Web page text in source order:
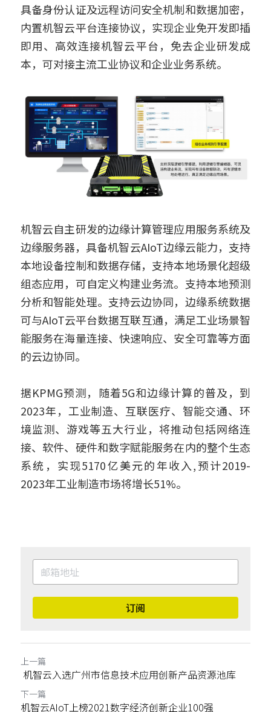
具备身份认证及远程访问安全机制和数据加密，
内置机智云平台连接协议，实现企业免开发即插
即用、高效连接机智云平台，免去企业研发成
本，可对接主流工业协议和企业业务系统。
机智云自主研发的边缘计算管理应用服务系统及
边缘服务器，具备机智云AIoT边缘云能力，支持
本地设备控制和数据存储，支持本地场景化超级
组态应用，可自定义构建业务流。支持本地预测
分析和智能处理。支持云边协同，边缘系统数据
可与AIoT云平台数据互联互通，满足工业场景智
能服务在海量连接、快速响应、安全可靠等方面
的云边协同。
据KPMG预测，随着5G和边缘计算的普及，到
2023年，工业制造、互联医疗、智能交通、环
境监测、游戏等五大行业，将推动包括网络连
接、软件、硬件和数字赋能服务在内的整个生态
系统，实现5170亿美元的年收入,预计2019-
2023年工业制造市场将增长51%。
订阅
上一篇
机智云入选广州市信息技术应用创新产品资源池库
下一篇
机智云AIoT上榜2021数字经济创新企业100强